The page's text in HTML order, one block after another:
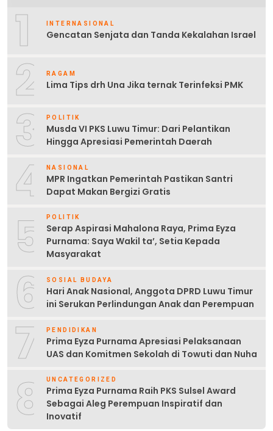
1 INTERNASIONAL
Gencatan Senjata dan Tanda Kekalahan Israel
2 RAGAM
Lima Tips drh Una Jika ternak Terinfeksi PMK
3 POLITIK
Musda VI PKS Luwu Timur: Dari Pelantikan
Hingga Apresiasi Pemerintah Daerah
4 NASIONAL
MPR Ingatkan Pemerintah Pastikan Santri
Dapat Makan Bergizi Gratis
5 POLITIK
Serap Aspirasi Mahalona Raya, Prima Eyza
Purnama: Saya Wakil ta’, Setia Kepada
Masyarakat
6 SOSIAL BUDAYA
Hari Anak Nasional, Anggota DPRD Luwu Timur
ini Serukan Perlindungan Anak dan Perempuan
7 PENDIDIKAN
Prima Eyza Purnama Apresiasi Pelaksanaan
UAS dan Komitmen Sekolah di Towuti dan Nuha
8 UNCATEGORIZED
Prima Eyza Purnama Raih PKS Sulsel Award
Sebagai Aleg Perempuan Inspiratif dan
Inovatif